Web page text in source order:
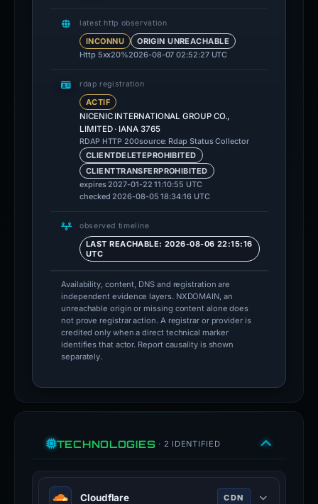
latest http observation
INCONNU
ORIGIN UNREACHABLE
Http 5xx20%2026-08-07 02:52:27 UTC
rdap registration
ACTIF
NICENIC INTERNATIONAL GROUP CO.,
LIMITED · IANA 3765
RDAP HTTP 200source: Rdap Status Collector
CLIENTDELETEPROHIBITED
CLIENTTRANSFERPROHIBITED
expires 2027-01-22 11:10:55 UTC
checked 2026-08-05 18:34:16 UTC
observed timeline
LAST REACHABLE: 2026-08-06 22:15:16
UTC
Availability, content, DNS and registration are
independent evidence layers. NXDOMAIN, an
unreachable origin or missing content alone does
not prove registrar action. A registrar or provider is
credited only when a direct technical marker
identifies that actor. Report causality is shown
separately.
TECHNOLOGIES · 2 IDENTIFIED
Cloudflare CDN